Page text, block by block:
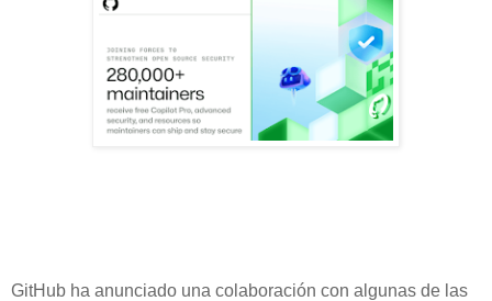
GitHub ha anunciado una colaboración con algunas de las